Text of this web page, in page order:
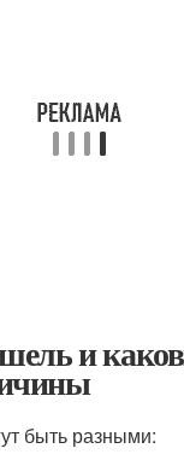
и
быть разными: